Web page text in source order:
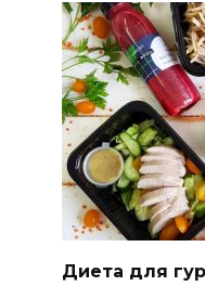
Диета для